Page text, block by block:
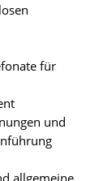
für
und